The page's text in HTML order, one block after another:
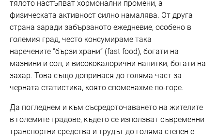
тялото настъпват хормонални промени, а
физическата активност силно намалява. От друга
страна заради забързаното ежедневие, особено в
големия град, често консумираме така
наречените “бързи храни“ (fast food), богати на
мазнини и сол, и висококалорични напитки, богати на
захар. Това също допринася до голяма част за
черната статистика, която споменахме по-горе.
Да погледнем и към съсредоточаването на жителите
в големите градове, където се използват съвременни
транспортни средства и трудът до голяма степен е